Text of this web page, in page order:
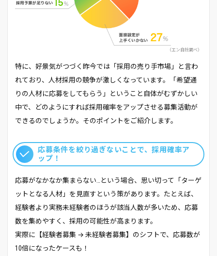
エン自社調べ
特に、好景気がつづく昨今では「採用の売り手市場」と言わ
れており、人材採用の競争が激しくなっています。「希望通
りの人材に応募をしてもらう」ということ自体がむずかしい
中で、どのようにすれば採用確率をアップさせる募集活動が
できるのでしょうか。そのポイントをご紹介します。
応募条件を絞り過ぎないことで、採用確率ア
ップ！
応募がなかなか集まらない…という場合、思い切って「ターゲ
ットとなる人材」を見直すという策があります。たとえば、
経験者より実務未経験者のほうが該当人数が多いため、応募
数を集めやすく、採用の可能性が高まります。
実際に【経験者募集 → 未経験者募集】のシフトで、応募数が
10倍になったケースも！